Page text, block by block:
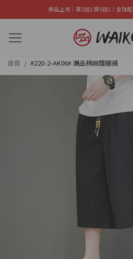
新品上市｜買3送1 買5送2｜全球
首頁 / #220-2-AK06# 潮品棉麻闊腿褲